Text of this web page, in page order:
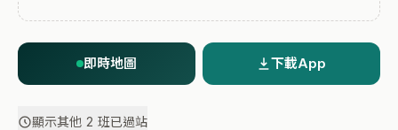
即時地圖 下載App
顯示其他 2 班已過站